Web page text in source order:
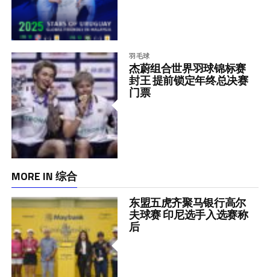
羽毛球
杰蔚组合世界羽球锦标赛
封王 提前锁定年终总决赛
门票
MORE IN 综合
东盟五虎齐聚马银行高尔
夫球赛 印尼选手入选赛称
后